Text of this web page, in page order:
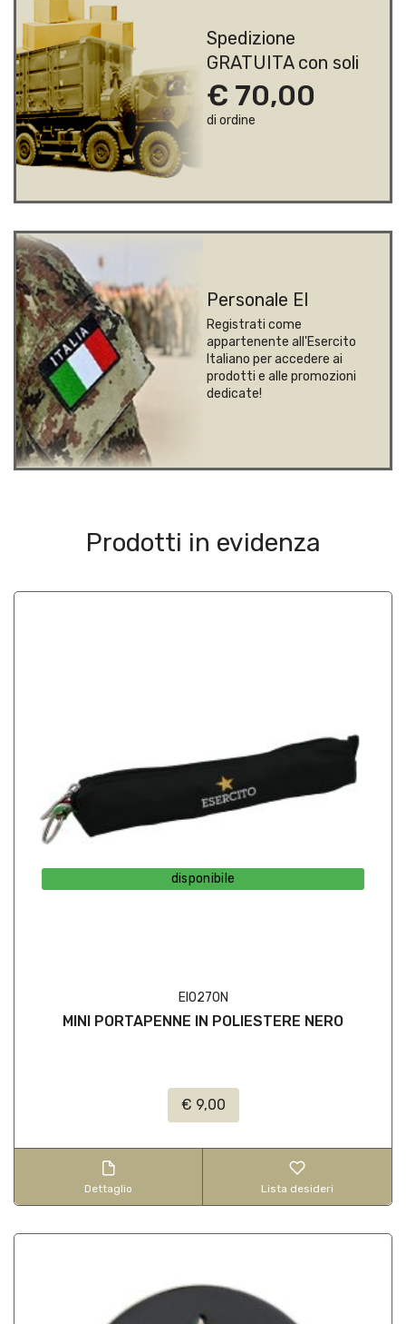
Spedizione
GRATUITA con soli
€ 70,00
di ordine
Personale EI
Registrati come
appartenente all'Esercito
Italiano per accedere ai
prodotti e alle promozioni
dedicate!
Prodotti in evidenza
disponibile
EI0270N
MINI PORTAPENNE IN POLIESTERE NERO
€ 9,00
Dettaglio Lista desideri